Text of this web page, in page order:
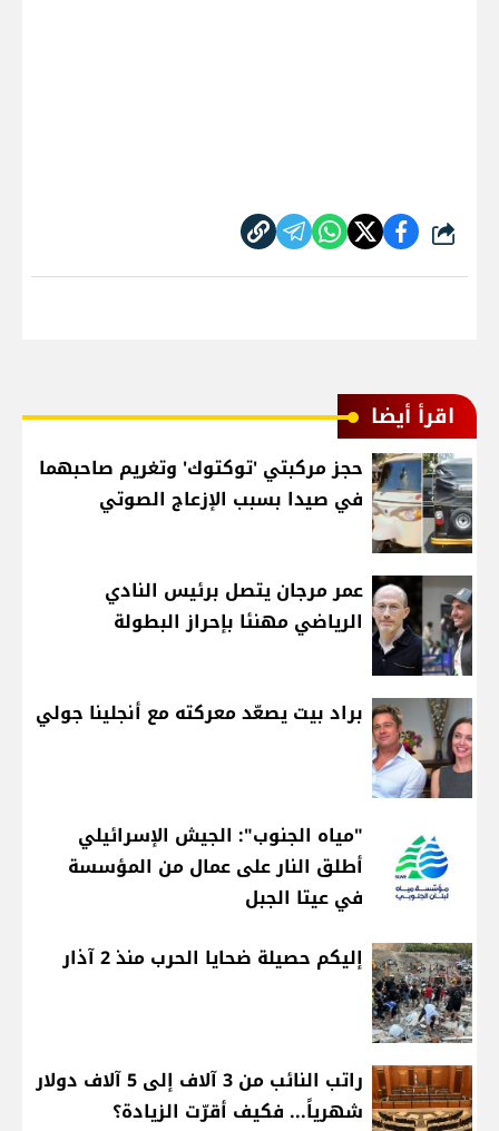
شارك
اقرأ أيضا
حجز مركبتي 'توكتوك' وتغريم صاحبهما
في صيدا بسبب الإزعاج الصوتي
عمر مرجان يتصل برئيس النادي
الرياضي مهنئا بإحراز البطولة
براد بيت يصعّد معركته مع أنجلينا جولي
"مياه الجنوب": الجيش الإسرائيلي
أطلق النار على عمال من المؤسسة
في عيتا الجبل
إليكم حصيلة ضحايا الحرب منذ 2 آذار
راتب النائب من 3 آلاف إلى 5 آلاف دولار
شهرياً... فكيف أقرّت الزيادة؟